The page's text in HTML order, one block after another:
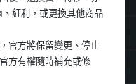
、紅利，或更換其他商品
官方將保留變更、停止
方有權隨時補充或修